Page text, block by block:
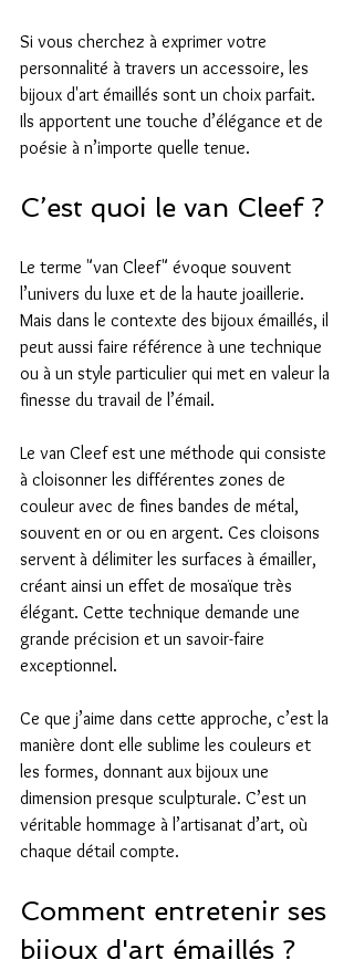
Si vous cherchez à exprimer votre
personnalité à travers un accessoire, les
bijoux d'art émaillés sont un choix parfait.
Ils apportent une touche d’élégance et de
poésie à n’importe quelle tenue.
C’est quoi le van Cleef ?
Le terme "van Cleef" évoque souvent
l’univers du luxe et de la haute joaillerie.
Mais dans le contexte des bijoux émaillés, il
peut aussi faire référence à une technique
ou à un style particulier qui met en valeur la
finesse du travail de l’émail.
Le van Cleef est une méthode qui consiste
à cloisonner les différentes zones de
couleur avec de fines bandes de métal,
souvent en or ou en argent. Ces cloisons
servent à délimiter les surfaces à émailler,
créant ainsi un effet de mosaïque très
élégant. Cette technique demande une
grande précision et un savoir-faire
exceptionnel.
Ce que j’aime dans cette approche, c’est la
manière dont elle sublime les couleurs et
les formes, donnant aux bijoux une
dimension presque sculpturale. C’est un
véritable hommage à l’artisanat d’art, où
chaque détail compte.
Comment entretenir ses
bijoux d'art émaillés ?